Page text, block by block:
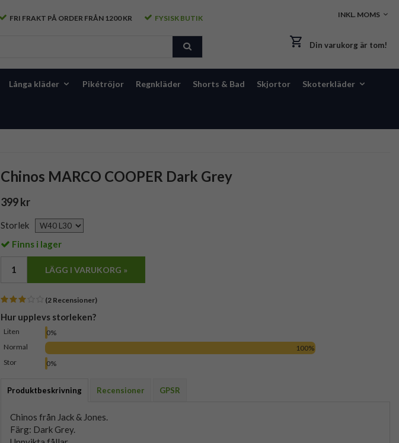
FRI FRAKT PÅ ORDER FRÅN 1200 KR FYSISK BUTIK
Din varukorg är tom!
Långa kläder Pikétröjor Regnkläder Shorts & Bad Skjortor Skoterkläder
Chinos MARCO COOPER Dark Grey
399 kr
Storlek
Finns i lager
LÄGG I VARUKORG »
(2 Recensioner)
Hur upplevs storleken?
Liten
0%
Normal
100%
Stor
0%
Produktbeskrivning Recensioner GPSR
Chinos från Jack & Jones.
Färg: Dark Grey.